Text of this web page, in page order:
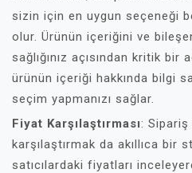
sizin için en uygun seçeneği
olur. Ürünün içeriğini ve
sağlığınız açısından kritik bir
ürünün içeriği hakkında bilgi
seçim yapmanızı sağlar.
Fiyat Karşılaştırması: Sipariş
karşılaştırmak da akıllıca bir
satıcılardaki fiyatları